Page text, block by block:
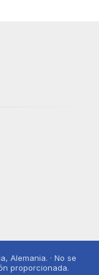
Alemania. · No se
proporcionada.